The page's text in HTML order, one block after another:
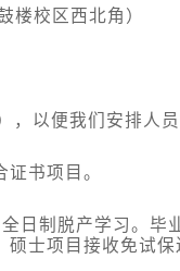
楼校区西北角）
，以便我们安排人员
书项目。
日制脱产学习。毕
士项目接收免试保